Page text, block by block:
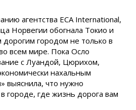
агентства ЕСА International,
Норвегии обогнала Токио и
дорогим городом не только в
всем мире. Пока Осло
с Луандой, Цюрихом,
нахальным
выяснила, что нужно
городе, где жизнь дорога вам